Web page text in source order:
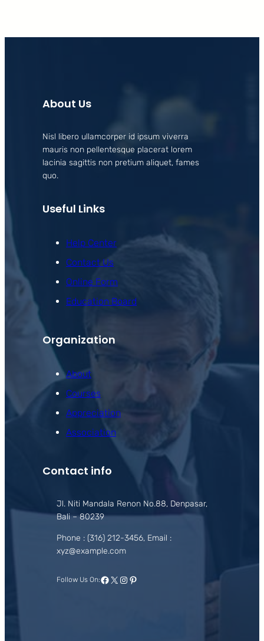
About Us
Nisl libero ullamcorper id ipsum viverra
mauris non pellentesque placerat lorem
lacinia sagittis non pretium aliquet, fames
quo.
Useful Links
Help Center
Contact Us
Online Form
Education Board
Organization
About
Courses
Appreciation
Association
Contact info
Jl. Niti Mandala Renon No.88, Denpasar,
Bali – 80239
Phone : (316) 212-3456, Email :
xyz@example.com
Follow Us On:Facebook
X Instagram
Pinterest